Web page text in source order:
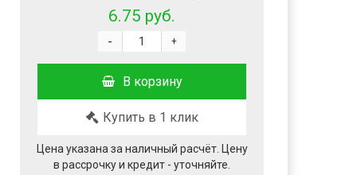
6.75 руб.
+
-
В корзину
Купить в 1 клик
Цена указана за наличный расчёт. Цену
в рассрочку и кредит - уточняйте.